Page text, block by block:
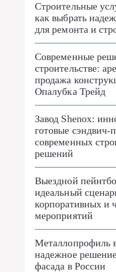
Строительные
как выбрать
для ремонта и
Современные
строительстве:
продажа
Опалубка Трейд
Завод Shenox:
готовые сэндвич-
современных
решений
Выездной
идеальный
корпоративных и
мероприятий
Металлопрофиль
надежное
фасада в России